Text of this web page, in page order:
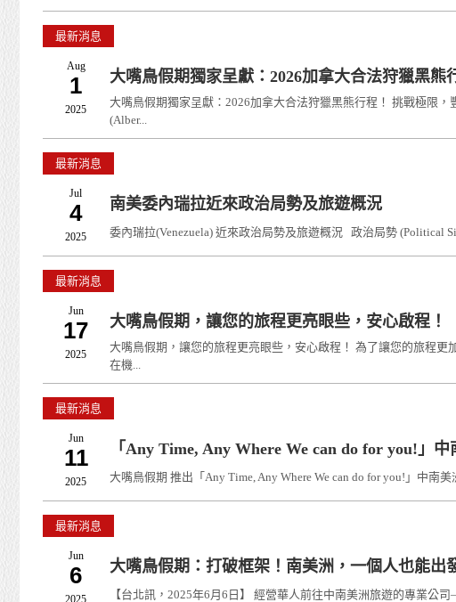
最新消息
Aug
1
2025
大嘴鳥假期獨家呈獻：2026加拿大合法狩獵黑熊
大嘴鳥假期獨家呈獻：2026加拿大合法狩獵黑熊行程！ 挑戰極限
(Alber...
最新消息
Jul
4
2025
南美委內瑞拉近來政治局勢及旅遊概況
委內瑞拉(Venezuela) 近來政治局勢及旅遊概況 政治局勢 (Political
最新消息
Jun
17
2025
大嘴鳥假期，讓您的旅程更亮眼些，安心啟程！
大嘴鳥假期，讓您的旅程更亮眼些，安心啟程！ 為了讓您的旅程
在機...
最新消息
Jun
11
2025
「Any Time, Any Where We can do for you!」
大嘴鳥假期 推出「Any Time, Any Where We can do for you!」中南
最新消息
Jun
6
2025
大嘴鳥假期：打破框架！南美洲，一個人也能出
【台北訊，2025年6月6日】 經營華人前往中南美洲旅遊的專業公